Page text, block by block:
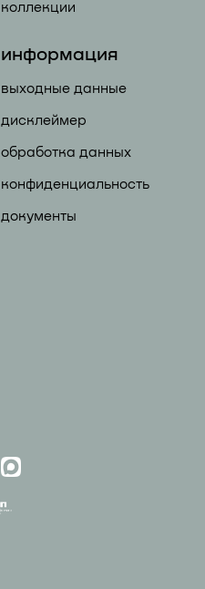
коллекции
информация
выходные данные
дисклеймер
обработка данных
конфиденциальность
документы